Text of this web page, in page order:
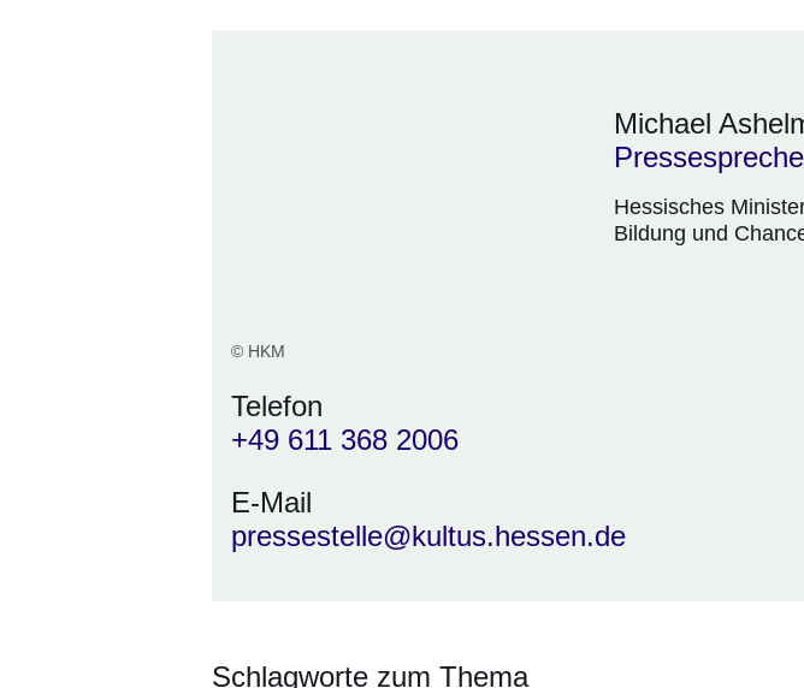
© HKM
Michael
Hessisches
Bildung und
Telefon
+49 611 368 2006
E-Mail
pressestelle@kultus.hessen.de
Schlagworte zum Thema